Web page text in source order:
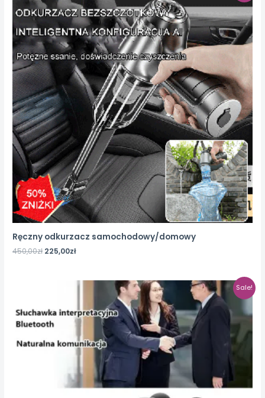
Ręczny odkurzacz samochodowy/domowy
450,00zł 225,00zł
Sale!